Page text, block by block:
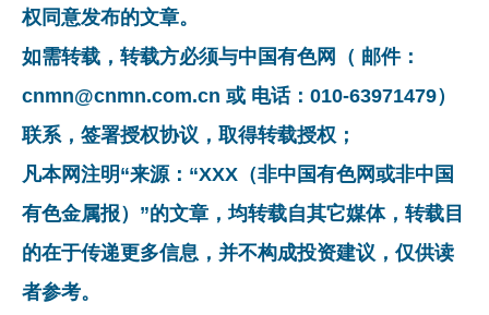
权同意发布的文章。
如需转载，转载方必须与中国有色网（ 邮件：
cnmn@cnmn.com.cn 或 电话：010-63971479）
联系，签署授权协议，取得转载授权；
凡本网注明“来源：“XXX（非中国有色网或非中国
有色金属报）”的文章，均转载自其它媒体，转载目
的在于传递更多信息，并不构成投资建议，仅供读
者参考。